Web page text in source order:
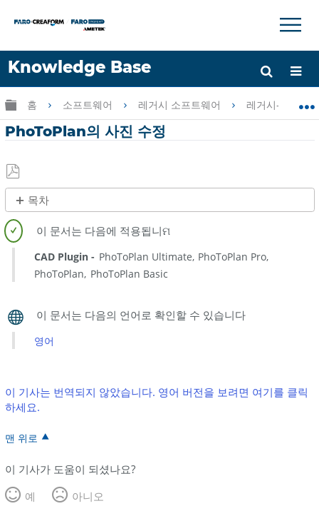
Knowledge Base
언어
도움 받기 로그인
×
글로벌 계층 확장/축소
홈 소프트웨어 레거시 소프트웨어 레거시-
PhoToPlan의 사진 수정
PDF
로
저
장
목차
제
목
없
CAD Plugin PhoToPlan Ultimate PhoToPlan Pro
PhoToPlan PhoToPlan Basic
영어
이 기사는 번역되지 않았습니다. 영어 버전을 보려면 여기를 클릭
하세요.
맨 위로
이 기사가 도움이 되셨나요?
예
아니오